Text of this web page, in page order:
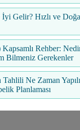
Gelir? Hızlı ve
Rehber:
Bilmeniz Gerekenler
Ne Zaman
Planlaması